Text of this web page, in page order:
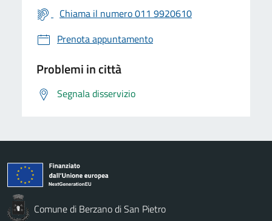
Chiama il numero 011 9920610
Prenota appuntamento
Problemi in città
Segnala disservizio
Comune di Berzano di San Pietro